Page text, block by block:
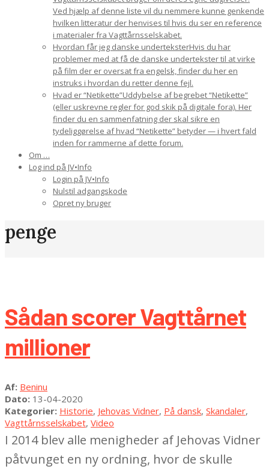
Ved hjælp af denne liste vil du nemmere kunne genkende
hvilken litteratur der henvises til hvis du ser en reference
i materialer fra Vagttårnsselskabet.
Hvordan får jeg danske underteksterHvis du har
problemer med at få de danske undertekster til at virke
på film der er oversat fra engelsk, finder du her en
instruks i hvordan du retter denne fejl.
Hvad er “Netikette”Uddybelse af begrebet “Netikette”
(eller uskrevne regler for god skik på digitale fora). Her
finder du en sammenfatning der skal sikre en
tydeliggørelse af hvad “Netikette” betyder — i hvert fald
inden for rammerne af dette forum.
Om …
Log ind på JV•Info
Login på JV•Info
Nulstil adgangskode
Opret ny bruger
penge
Sådan scorer Vagttårnet
millioner
2020-
04-
13
Af: Beninu
Dato: 13-04-2020
Kategorier: Historie, Jehovas Vidner, På dansk, Skandaler,
Vagttårnsselskabet, Video
I 2014 blev alle menigheder af Jehovas Vidner
påtvunget en ny ordning, hvor de skulle